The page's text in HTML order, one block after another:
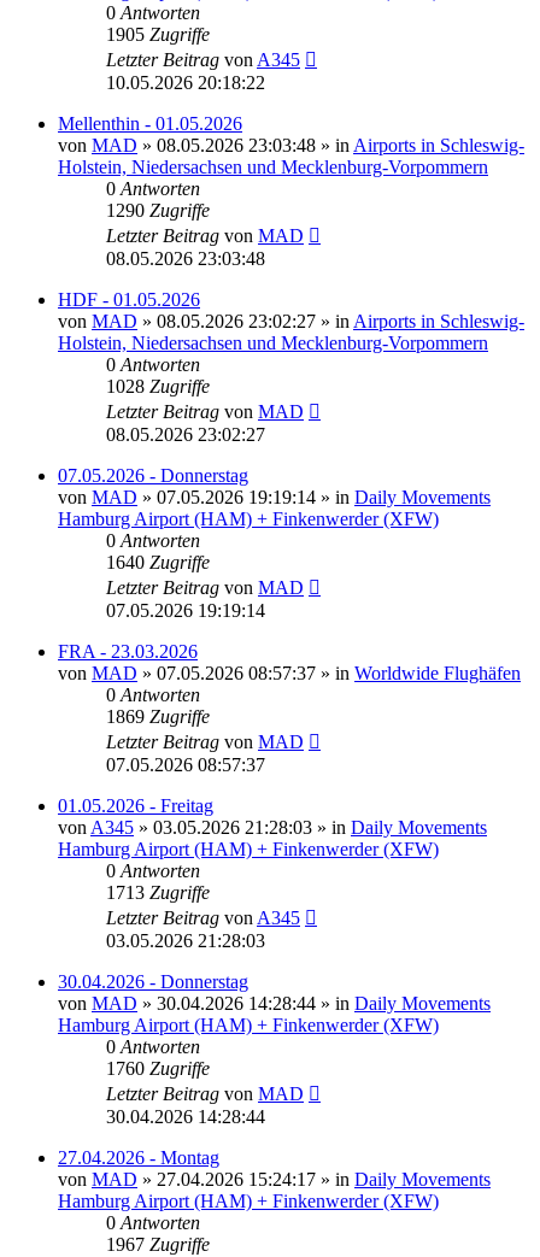
0 Antworten
1905 Zugriffe
Letzter Beitrag von A345
10.05.2026 20:18:22
Mellenthin - 01.05.2026
von MAD » 08.05.2026 23:03:48 » in Airports in Schleswig-
Holstein, Niedersachsen und Mecklenburg-Vorpommern
0 Antworten
1290 Zugriffe
Letzter Beitrag von MAD
08.05.2026 23:03:48
HDF - 01.05.2026
von MAD » 08.05.2026 23:02:27 » in Airports in Schleswig-
Holstein, Niedersachsen und Mecklenburg-Vorpommern
0 Antworten
1028 Zugriffe
Letzter Beitrag von MAD
08.05.2026 23:02:27
07.05.2026 - Donnerstag
von MAD » 07.05.2026 19:19:14 » in Daily Movements
Hamburg Airport (HAM) + Finkenwerder (XFW)
0 Antworten
1640 Zugriffe
Letzter Beitrag von MAD
07.05.2026 19:19:14
FRA - 23.03.2026
von MAD » 07.05.2026 08:57:37 » in Worldwide Flughäfen
0 Antworten
1869 Zugriffe
Letzter Beitrag von MAD
07.05.2026 08:57:37
01.05.2026 - Freitag
von A345 » 03.05.2026 21:28:03 » in Daily Movements
Hamburg Airport (HAM) + Finkenwerder (XFW)
0 Antworten
1713 Zugriffe
Letzter Beitrag von A345
03.05.2026 21:28:03
30.04.2026 - Donnerstag
von MAD » 30.04.2026 14:28:44 » in Daily Movements
Hamburg Airport (HAM) + Finkenwerder (XFW)
0 Antworten
1760 Zugriffe
Letzter Beitrag von MAD
30.04.2026 14:28:44
27.04.2026 - Montag
von MAD » 27.04.2026 15:24:17 » in Daily Movements
Hamburg Airport (HAM) + Finkenwerder (XFW)
0 Antworten
1967 Zugriffe